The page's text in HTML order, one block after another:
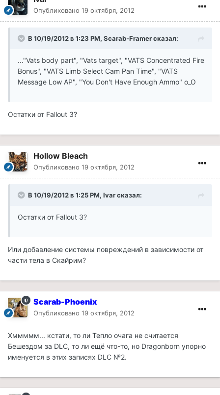
Опубликовано 19 октября, 2012
В 10/19/2012 в 1:23 PM, Scarab-Framer сказал:
..."Vats body part", "Vats target", "VATS Concentrated Fire
Bonus", "VATS Limb Select Cam Pan Time", "VATS
Message Low AP", "You Don't Have Enough Ammo" о_О
Остатки от Fallout 3?
Hollow Bleach
Опубликовано 19 октября, 2012
В 10/19/2012 в 1:25 PM, Ivar сказал:
Остатки от Fallout 3?
Или добавление системы повреждений в зависимости от
части тела в Скайрим?
Scarab-Phoenix
Опубликовано 19 октября, 2012
Хммммм... кстати, то ли Тепло очага не считается
Бешездом за DLC, то ли ещё что-то, но Dragonborn упорно
именуется в этих записях DLC №2.